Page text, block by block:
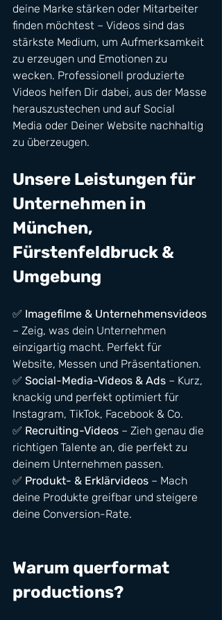
deine Marke stärken oder Mitarbeiter
finden möchtest – Videos sind das
stärkste Medium, um Aufmerksamkeit
zu erzeugen und Emotionen zu
wecken. Professionell produzierte
Videos helfen Dir dabei, aus der Masse
herauszustechen und auf Social
Media oder Deiner Website nachhaltig
zu überzeugen.
Unsere Leistungen für
Unternehmen in
München,
Fürstenfeldbruck &
Umgebung
✅ Imagefilme & Unternehmensvideos
– Zeig, was dein Unternehmen
einzigartig macht. Perfekt für
Website, Messen und Präsentationen.
✅ Social-Media-Videos & Ads – Kurz,
knackig und perfekt optimiert für
Instagram, TikTok, Facebook & Co.
✅ Recruiting-Videos – Zieh genau die
richtigen Talente an, die perfekt zu
deinem Unternehmen passen.
✅ Produkt- & Erklärvideos – Mach
deine Produkte greifbar und steigere
deine Conversion-Rate.
Warum querformat
productions?